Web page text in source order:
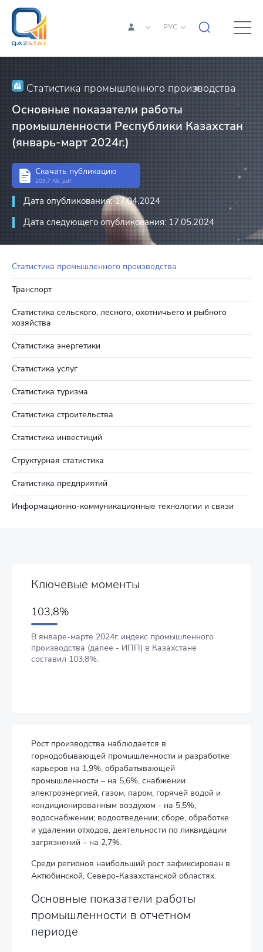
РУС
Статистика промышленного производства
Транспорт
Статистика сельского, лесного, охотничьего и рыбного
хозяйства
Статистика энергетики
Статистика услуг
Статистика туризма
Статистика строительства
Статистика инвестиций
Структурная статистика
Статистика предприятий
Информационно-коммуникационные технологии и связи
Статистика промышленного производства
Основные показатели работы
промышленности Республики Казахстан
(январь-март 2024г.)
Скачать публикацию
209.7 Кб, pdf
Дата опубликования: 17.04.2024
Дата следующего опубликования: 17.05.2024
Ключевые моменты
103,8%
В январе-марте 2024г. индекс промышленного
производства (далее - ИПП) в Казахстане
составил 103,8%.
Рост производства наблюдается в
горнодобывающей промышленности и разработке
карьеров на 1,9%, обрабатывающей
промышленности – на 5,6%, снабжении
электроэнергией, газом, паром, горячей водой и
кондиционированным воздухом - на 5,5%,
водоснабжении; водоотведении; сборе, обработке
и удалении отходов, деятельности по ликвидации
загрязнений – на 2,7%.
Среди регионов наибольший рост зафиксирован в
Актюбинской, Северо-Казахстанской областях.
Основные показатели работы
промышленности в отчетном
периоде